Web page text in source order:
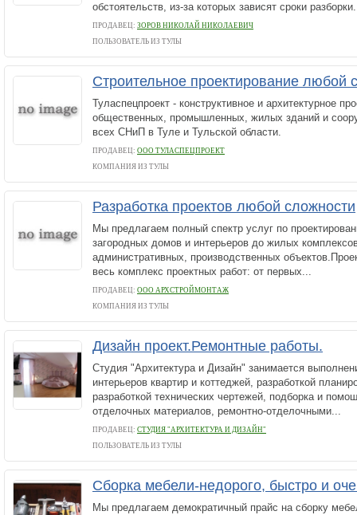
обстоятельств, из-за которых зависят сроки
ПРОДАВЕЦ: ЗОРОВ НИКОЛАЙ НИКОЛАЕВИЧ
ПОЛЬЗОВАТЕЛЬ ИЗ ТУЛЫ
Строительное проектирование любой
Туласпецпроект - конструктивное и архитектурное
общественных, промышленных, жилых зданий и
всех СНиП в Туле и Тульской области.
ПРОДАВЕЦ: ООО ТУЛАСПЕЦПРОЕКТ
КОМПАНИЯ ИЗ ТУЛЫ
Разработка проектов любой сложности
Мы предлагаем полный спектр услуг по
загородных домов и интерьеров до жилых
административных, производственных
весь комплекс проектных работ: от первых...
ПРОДАВЕЦ: ООО АРХСТРОЙМОНТАЖ
КОМПАНИЯ ИЗ ТУЛЫ
Дизайн проект.Ремонтные работы.
Студия "Архитектура и Дизайн" занимается
интерьеров квартир и коттеджей, разработкой
разработкой технических чертежей, подборка и
отделочных материалов, ремонтно-отделочными...
ПРОДАВЕЦ: СТУДИЯ "АРХИТЕКТУРА И ДИЗАЙН"
ПОЛЬЗОВАТЕЛЬ ИЗ ТУЛЫ
Сборка мебели-недорого, быстро и
Мы предлагаем демократичный прайс на сборку